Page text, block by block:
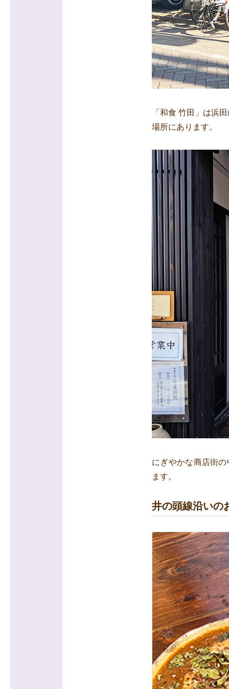
「和食 竹田」は浜
場所にあります。
にぎやかな商店街
ます。
井の頭線沿いの